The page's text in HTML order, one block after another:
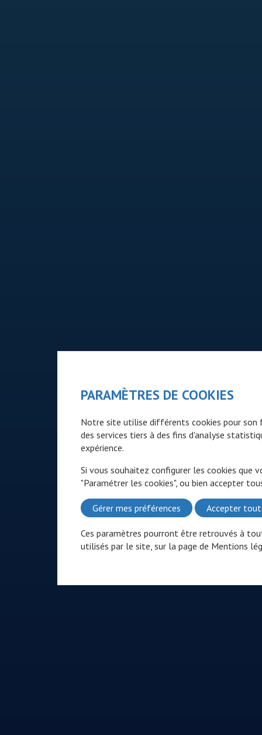
PARAMÈTRES DE COOKIES
Notre site utilise différents cookies pour son
des services tiers à des fins d'analyse
expérience.
Si vous souhaitez configurer les cookies que
"Paramétrer les cookies", ou bien accepter
Gérer mes préférences Accepter tout
Ces paramètres pourront être retrouvés à
utilisés par le site, sur la page de Mentions